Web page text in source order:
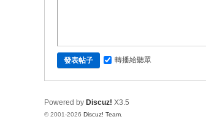
發表帖子 轉播給聽眾
Powered by Discuz! X3.5
© 2001-2026 Discuz! Team